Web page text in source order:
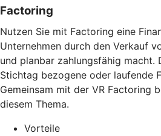
Factoring
Nutzen Sie mit Factoring eine
Unternehmen durch den Verkauf
und planbar zahlungsfähig macht.
Stichtag bezogene oder laufende
Gemeinsam mit der VR Factoring
diesem Thema.
Vorteile